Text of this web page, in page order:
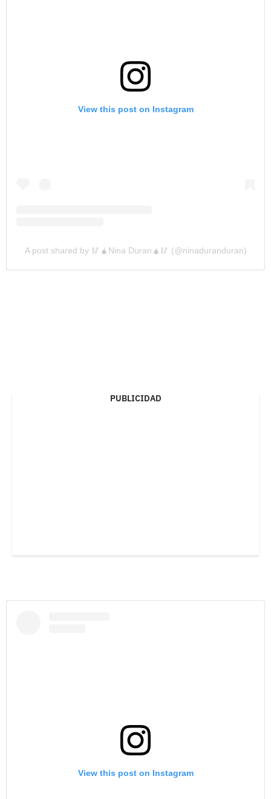
View this post on Instagram
A post shared by 🥢🧉Nina Duran🧉🥢 (@ninaduranduran)
PUBLICIDAD
View this post on Instagram